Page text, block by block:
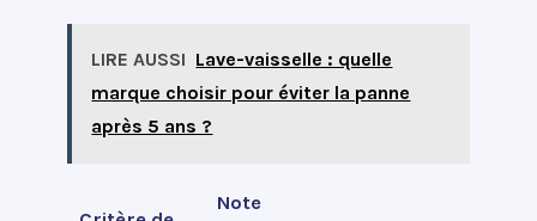
LIRE AUSSI Lave-vaisselle : quelle
marque choisir pour éviter la panne
après 5 ans ?
Note